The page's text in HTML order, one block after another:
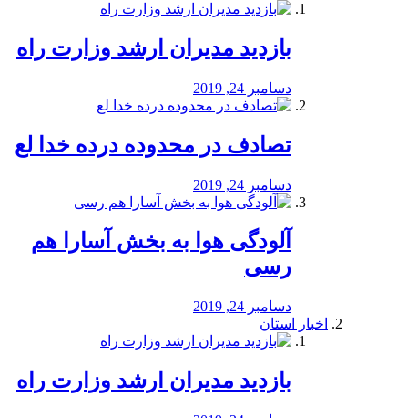
بازدید مدیران ارشد وزارت راه
دسامبر 24, 2019
تصادف در محدوده درده خدا لع
دسامبر 24, 2019
آلودگی هوا به بخش آسارا هم
رسی
دسامبر 24, 2019
اخبار استان
بازدید مدیران ارشد وزارت راه